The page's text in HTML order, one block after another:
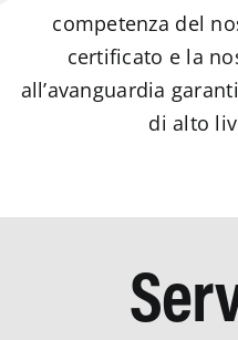
competenza del
certificato e la
all’avanguardia
di alto